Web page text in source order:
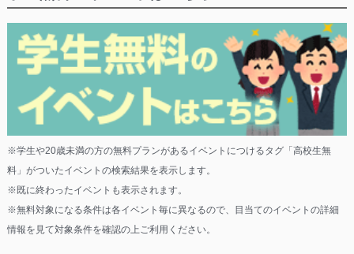
※学生や20歳未満の方の無料プランがあるイベントにつけるタグ「高校生無
料」がついたイベントの検索結果を表示します。
※既に終わったイベントも表示されます。
※無料対象になる条件は各イベント毎に異なるので、目当てのイベントの詳細
情報を見て対象条件を確認の上ご利用ください。